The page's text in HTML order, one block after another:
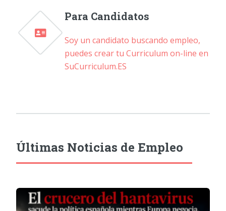
Para Candidatos
Soy un candidato buscando empleo,
puedes crear tu Curriculum on-line en
SuCurriculum.ES
Últimas Noticias de Empleo